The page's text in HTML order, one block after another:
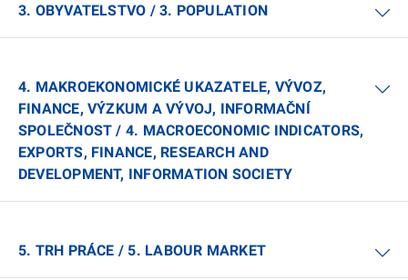
3. OBYVATELSTVO / 3. POPULATION
4. MAKROEKONOMICKÉ UKAZATELE, VÝVOZ,
FINANCE, VÝZKUM A VÝVOJ, INFORMAČNÍ
SPOLEČNOST / 4. MACROECONOMIC INDICATORS,
EXPORTS, FINANCE, RESEARCH AND
DEVELOPMENT, INFORMATION SOCIETY
5. TRH PRÁCE / 5. LABOUR MARKET